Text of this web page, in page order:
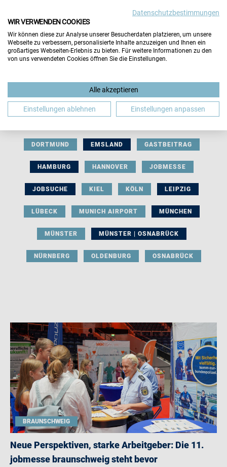
BERUFLICHE ORIENTIERUNG BEWERBUNG
DORTMUND EMSLAND GASTBEITRAG
HAMBURG HANNOVER JOBMESSE
JOBSUCHE KIEL KÖLN LEIPZIG
LÜBECK MUNICH AIRPORT MÜNCHEN
MÜNSTER MÜNSTER | OSNABRÜCK
NÜRNBERG OLDENBURG OSNABRÜCK
BRAUNSCHWEIG
Neue Perspektiven, starke Arbeitgeber: Die 11.
jobmesse braunschweig steht bevor
Datenschutzbestimmungen
WIR VERWENDEN COOKIES
Wir können diese zur Analyse unserer Besucherdaten platzieren, um unsere
Webseite zu verbessern, personalisierte Inhalte anzuzeigen und Ihnen ein
großartiges Webseiten-Erlebnis zu bieten. Für weitere Informationen zu den
von uns verwendeten Cookies öffnen Sie die Einstellungen.
Alle akzeptieren
Einstellungen ablehnen Einstellungen anpassen